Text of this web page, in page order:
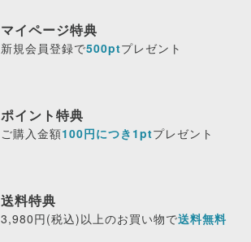
マイページ特典
新規会員登録で500ptプレゼント
ポイント特典
ご購入金額100円につき1ptプレゼント
送料特典
3,980円(税込)以上のお買い物で送料無料